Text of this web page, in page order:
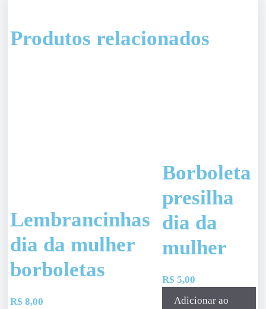
Produtos relacionados
Lembrancinhas
dia da mulher
borboletas
R$ 8,00
Borboleta
presilha
dia da
mulher
R$ 5,00
Adicionar ao